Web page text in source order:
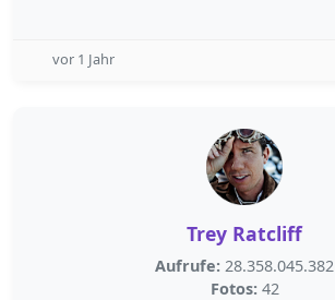
vor 1 Jahr
Trey Ratcliff
Aufrufe: 28.358.045.382
Fotos: 42